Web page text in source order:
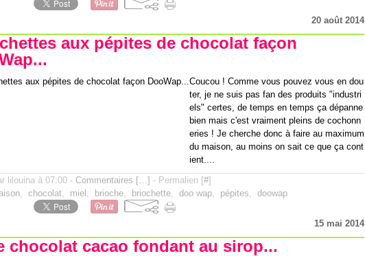
20 août 2014
aux pépites de chocolat façon
Coucou ! Comme vous pouvez vous en dou
ter, je ne suis pas fan des produits "industri
els" certes, de temps en temps ça dépanne
bien mais c'est vraiment pleins de cochonn
eries ! Je cherche donc à faire au maximum
du maison, au moins on sait ce que ça cont
ient....
lilouina à 07:00 - Commentaires […] - Permalien [#]
, chocolat, miel , brioche, briochette, doo wap, pépites, doowap
15 mai 2014
chocolat cacao fondant au sirop...